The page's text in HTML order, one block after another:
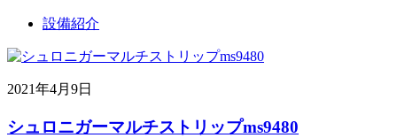
設備紹介
2021年4月9日
シュロニガーマルチストリップms9480